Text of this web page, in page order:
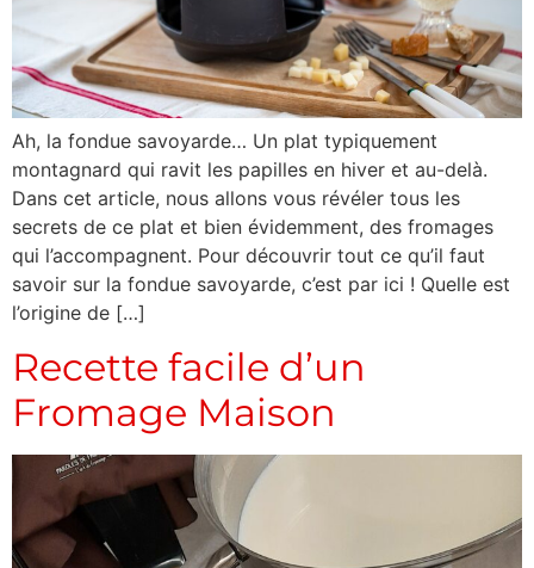
Ah, la fondue savoyarde… Un plat typiquement
montagnard qui ravit les papilles en hiver et au-delà.
Dans cet article, nous allons vous révéler tous les
secrets de ce plat et bien évidemment, des fromages
qui l’accompagnent. Pour découvrir tout ce qu’il faut
savoir sur la fondue savoyarde, c’est par ici ! Quelle est
l’origine de […]
Recette facile d’un
Fromage Maison